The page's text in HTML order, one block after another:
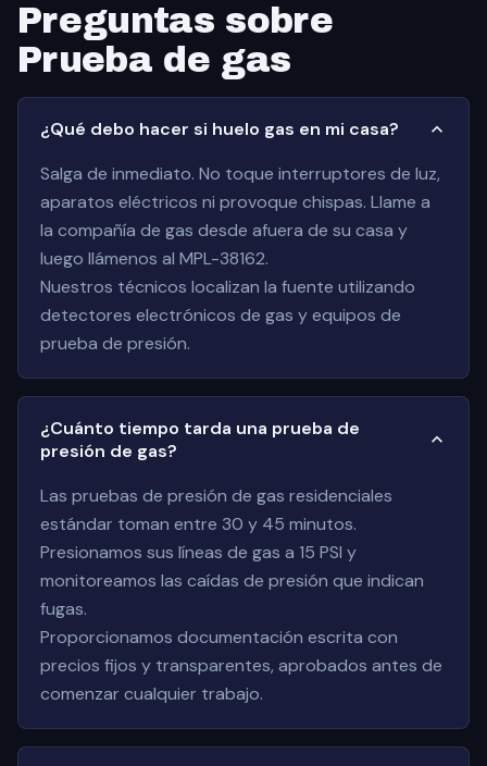
Preguntas sobre
Prueba de gas
¿Qué debo hacer si huelo gas en mi casa?
Salga de inmediato. No toque interruptores de luz,
aparatos eléctricos ni provoque chispas. Llame a
la compañía de gas desde afuera de su casa y
luego llámenos al MPL-38162.
Nuestros técnicos localizan la fuente utilizando
detectores electrónicos de gas y equipos de
prueba de presión.
¿Cuánto tiempo tarda una prueba de
presión de gas?
Las pruebas de presión de gas residenciales
estándar toman entre 30 y 45 minutos.
Presionamos sus líneas de gas a 15 PSI y
monitoreamos las caídas de presión que indican
fugas.
Proporcionamos documentación escrita con
precios fijos y transparentes, aprobados antes de
comenzar cualquier trabajo.